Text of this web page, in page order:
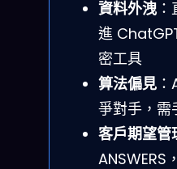
資料外洩
進
密工具
算法偏見
爭對手，需
客戶期望管
ANSWERS